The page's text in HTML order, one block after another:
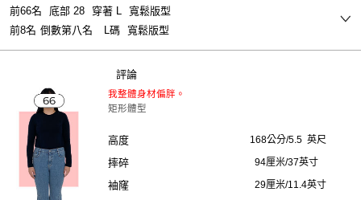
前66名 底部 28 穿著 L
寬鬆版型
前8名 倒數第八名 L碼 寬鬆版型
評論
我整體身材偏胖。
矩形體型
高度 168公分/5.5 英尺
摔碎 94厘米/37英寸
袖窿 29厘米/11.4英寸